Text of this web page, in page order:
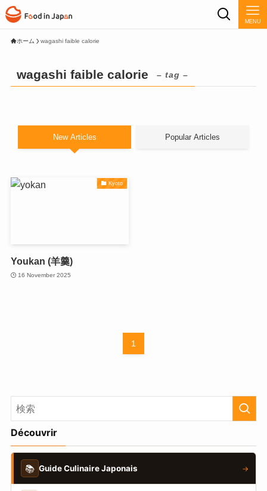
MENU
ホーム wagashi faible calorie
wagashi faible calorie – tag –
New Articles Popular Articles
Kyoto
Youkan (羊羹)
16 November 2025
1
Découvrir
📚 Guide Culinaire Japonais →